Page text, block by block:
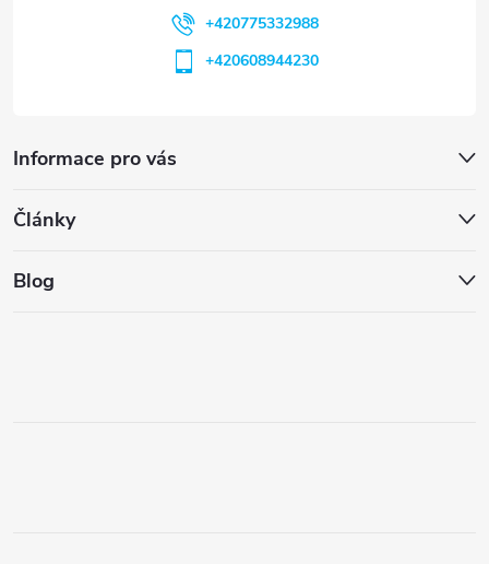
Informace pro vás
Články
Blog
+420775332988
+420608944230